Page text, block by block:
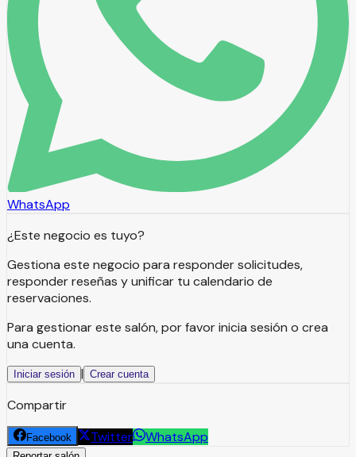
WhatsApp
¿Este negocio es tuyo?
Gestiona este negocio para responder solicitudes,
responder reseñas y unificar tu calendario de
reservaciones.
Para gestionar este salón, por favor inicia sesión o crea
una cuenta.
Iniciar sesión | Crear cuenta
Compartir
Facebook Twitter WhatsApp